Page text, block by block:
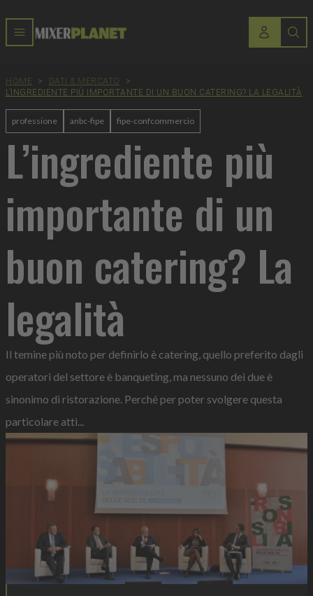
HOME > DATI & MERCATO
>
L’INGREDIENTE PIÙ IMPORTANTE DI UN BUON CATERING? LA LEGALITÀ
professione anbc-fipe fipe-confcommercio
L’ingrediente più
importante di un
buon catering? La
legalità
Il temine più noto per definirlo è catering, quello preferito dagli
operatori del settore è banqueting, ma nessuno dei due è
sinonimo di ristorazione. Perché per poter svolgere questa
particolare atti...